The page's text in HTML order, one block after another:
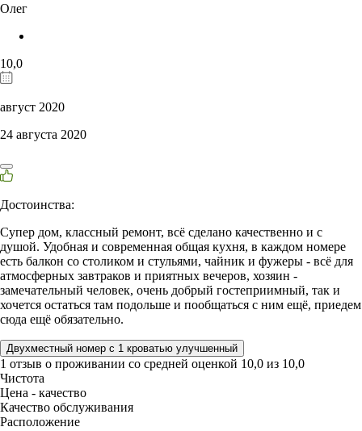
Олег
10,0
август 2020
24 августа 2020
Достоинства:
Супер дом, классный ремонт, всё сделано качественно и с
душой. Удобная и современная общая кухня, в каждом номере
есть балкон со столиком и стульями, чайник и фужеры - всё для
атмосферных завтраков и приятных вечеров, хозяин -
замечательный человек, очень добрый гостеприимный, так и
хочется остаться там подольше и пообщаться с ним ещё, приедем
сюда ещё обязательно.
Двухместный номер с 1 кроватью улучшенный
1 отзыв о проживании со средней оценкой 10,0 из 10,0
Чистота
Цена - качество
Качество обслуживания
Расположение